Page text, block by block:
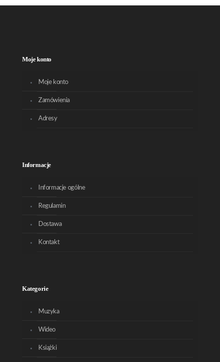
Moje konto
Moje konto
Zamówienia
Adresy
Informacje
Informacje ogólne
Regulamin
Dostawa
Kontakt
Kategorie
Muzyka
Wideo
Książki